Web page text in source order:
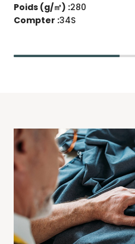
Poids (g/㎡) :280
Compter :34S